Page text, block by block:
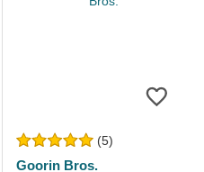
(5)
Goorin Bros.